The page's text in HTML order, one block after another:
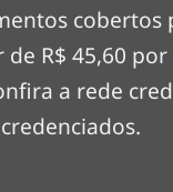
cobertos
de R$ 45,60
a rede